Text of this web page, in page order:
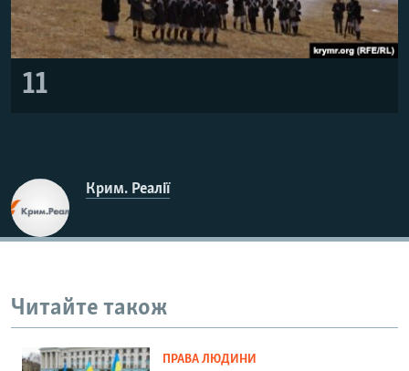
11
Крим. Реалії
Читайте також
ПРАВА ЛЮДИНИ